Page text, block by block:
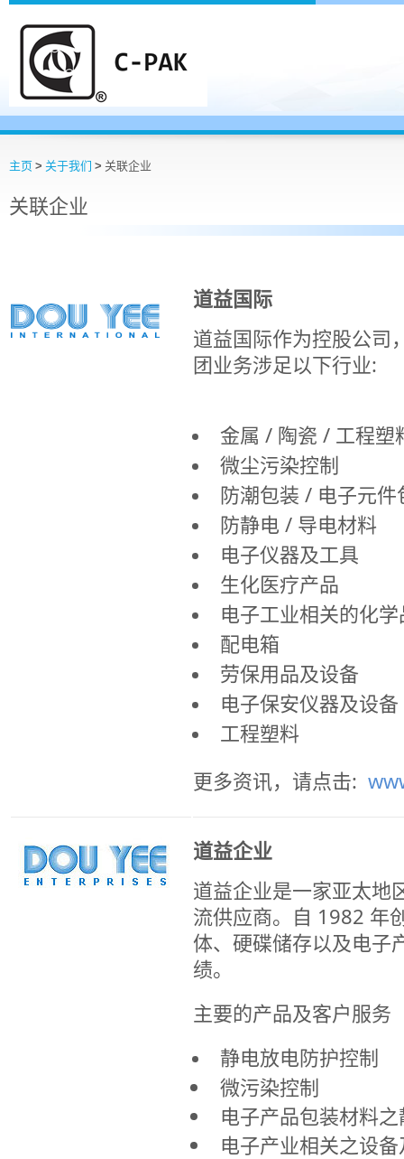
主页 > 关于我们 > 关联企业
关联企业
道益国际
道益国际作为控股公司
团业务涉足以下行业:
金属 / 陶瓷 / 工程
微尘污染控制
防潮包装 / 电子元
防静电 / 导电材料
电子仪器及工具
生化医疗产品
电子工业相关的化学
配电箱
劳保用品及设备
电子保安仪器及设备
工程塑料
更多资讯，请点击:
道益企业
道益企业是一家亚太地
流供应商。自 1982 年
体、硬碟储存以及电子
绩。
主要的产品及客户服务
静电放电防护控制
微污染控制
电子产品包装材料
电子产业相关之设